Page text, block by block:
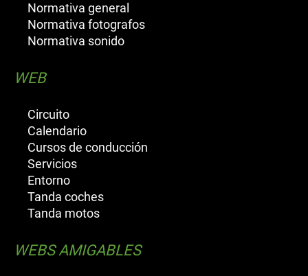
Normativa general
Normativa fotografos
Normativa sonido
WEB
Circuito
Calendario
Cursos de conducción
Servicios
Entorno
Tanda coches
Tanda motos
WEBS AMIGABLES